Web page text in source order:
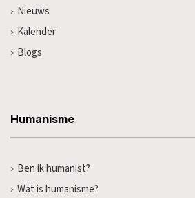
Nieuws
Kalender
Blogs
Humanisme
Ben ik humanist?
Wat is humanisme?